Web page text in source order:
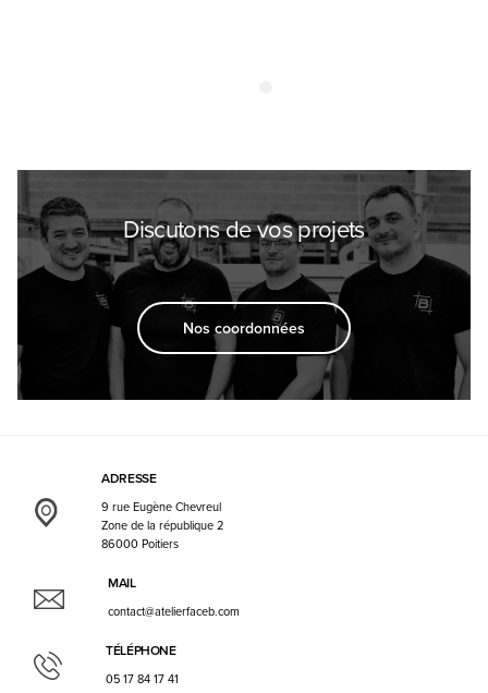
Discutons de vos projets
Nos coordonnées
ADRESSE
9 rue Eugène Chevreul
Zone de la république 2
86000 Poitiers
MAIL
contact@atelierfaceb.com
TÉLÉPHONE
05 17 84 17 41